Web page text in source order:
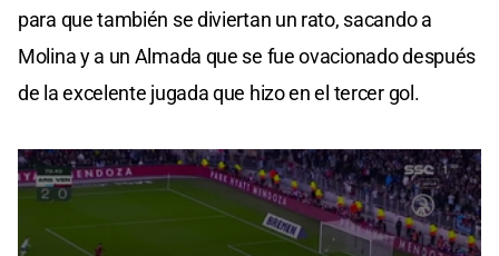
para que también se diviertan un rato, sacando a
Molina y a un Almada que se fue ovacionado después
de la excelente jugada que hizo en el tercer gol.